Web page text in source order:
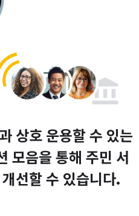
상호 운용할 수 있는
모음을 통해 주민 서
선할 수 있습니다.